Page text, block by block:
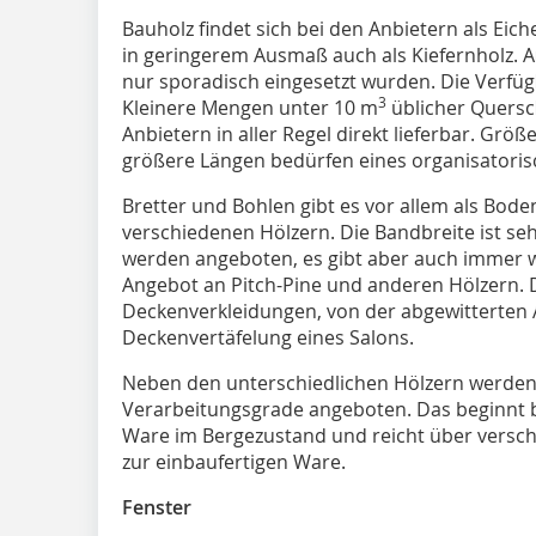
Bauholz findet sich bei den Anbietern als
in geringerem Ausmaß auch als Kiefernholz.
nur sporadisch eingesetzt wurden. Die
Kleinere Mengen unter 10 m3 üblicher
Anbietern in aller Regel direkt lieferbar.
größere Längen bedürfen eines
Bretter und Bohlen gibt es vor allem als
verschiedenen Hölzern. Die Bandbreite ist
werden angeboten, es gibt aber auch immer
Angebot an Pitch-Pine und anderen
Deckenverkleidungen, von der abgewitterten
Deckenvertäfelung eines Salons.
Neben den unterschiedlichen Hölzern
Verarbeitungsgrade angeboten. Das
Ware im Bergezustand und reicht über
zur einbaufertigen Ware.
Fenster